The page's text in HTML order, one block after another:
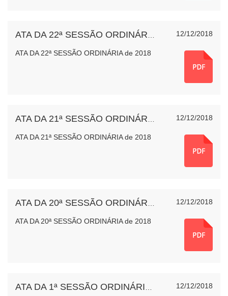
12/12/2018
ATA DA 22ª SESSÃO ORDINÁRIA de 2018
12/12/2018
ATA DA 21ª SESSÃO ORDINÁRIA de 2018
12/12/2018
ATA DA 20ª SESSÃO ORDINÁRIA de 2018
12/12/2018